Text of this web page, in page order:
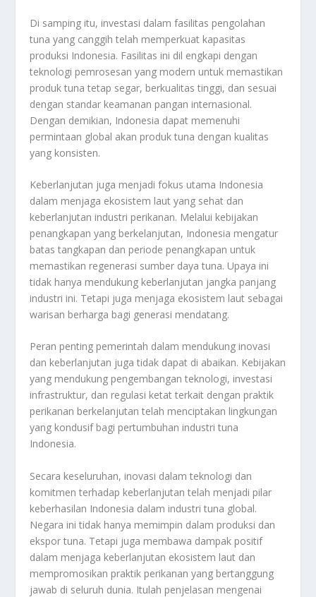
Di samping itu, investasi dalam fasilitas pengolahan
tuna yang canggih telah memperkuat kapasitas
produksi Indonesia. Fasilitas ini dil engkapi dengan
teknologi pemrosesan yang modern untuk memastikan
produk tuna tetap segar, berkualitas tinggi, dan sesuai
dengan standar keamanan pangan internasional.
Dengan demikian, Indonesia dapat memenuhi
permintaan global akan produk tuna dengan kualitas
yang konsisten.
Keberlanjutan juga menjadi fokus utama Indonesia
dalam menjaga ekosistem laut yang sehat dan
keberlanjutan industri perikanan. Melalui kebijakan
penangkapan yang berkelanjutan, Indonesia mengatur
batas tangkapan dan periode penangkapan untuk
memastikan regenerasi sumber daya tuna. Upaya ini
tidak hanya mendukung keberlanjutan jangka panjang
industri ini. Tetapi juga menjaga ekosistem laut sebagai
warisan berharga bagi generasi mendatang.
Peran penting pemerintah dalam mendukung inovasi
dan keberlanjutan juga tidak dapat di abaikan. Kebijakan
yang mendukung pengembangan teknologi, investasi
infrastruktur, dan regulasi ketat terkait dengan praktik
perikanan berkelanjutan telah menciptakan lingkungan
yang kondusif bagi pertumbuhan industri tuna
Indonesia.
Secara keseluruhan, inovasi dalam teknologi dan
komitmen terhadap keberlanjutan telah menjadi pilar
keberhasilan Indonesia dalam industri tuna global.
Negara ini tidak hanya memimpin dalam produksi dan
ekspor tuna. Tetapi juga membawa dampak positif
dalam menjaga keberlanjutan ekosistem laut dan
mempromosikan praktik perikanan yang bertanggung
jawab di seluruh dunia. Itulah penjelasan mengenai